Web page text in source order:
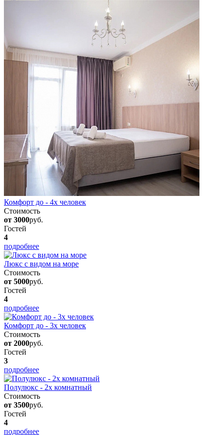
Комфорт до - 4х человек
Стоимость
от 3000руб.
Гостей
4
подробнее
Люкс с видом на море
Стоимость
от 5000руб.
Гостей
4
подробнее
Комфорт до - 3х человек
Стоимость
от 2000руб.
Гостей
3
подробнее
Полулюкс - 2х комнатный
Стоимость
от 3500руб.
Гостей
4
подробнее